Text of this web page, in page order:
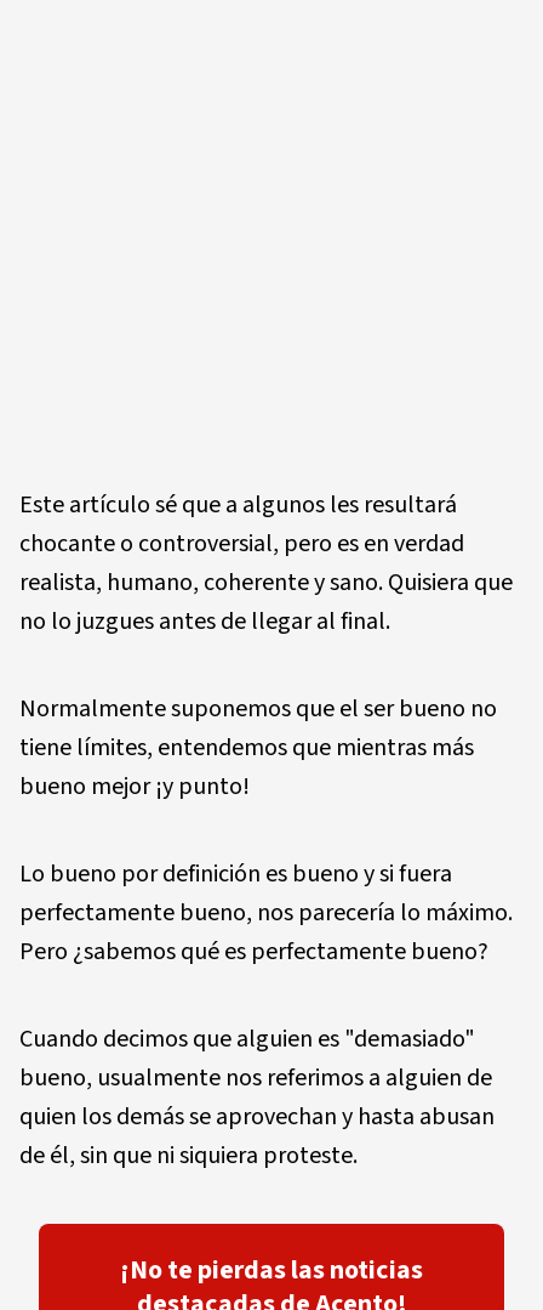
Este artículo sé que a algunos les resultará
chocante o controversial, pero es en verdad
realista, humano, coherente y sano. Quisiera que
no lo juzgues antes de llegar al final.
Normalmente suponemos que el ser bueno no
tiene límites, entendemos que mientras más
bueno mejor ¡y punto!
Lo bueno por definición es bueno y si fuera
perfectamente bueno, nos parecería lo máximo.
Pero ¿sabemos qué es perfectamente bueno?
Cuando decimos que alguien es "demasiado"
bueno, usualmente nos referimos a alguien de
quien los demás se aprovechan y hasta abusan
de él, sin que ni siquiera proteste.
¡No te pierdas las noticias